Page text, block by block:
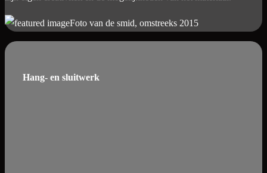
Foto van de smid, omstreeks 2015
Hang- en sluitwerk